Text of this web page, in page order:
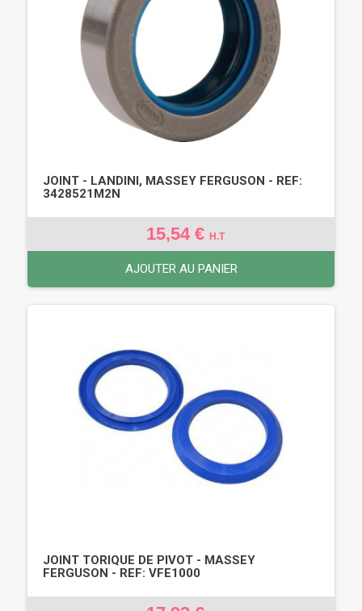
JOINT - LANDINI, MASSEY FERGUSON - REF:
3428521M2N
15,54 € H.T
AJOUTER AU PANIER
JOINT TORIQUE DE PIVOT - MASSEY
FERGUSON - REF: VFE1000